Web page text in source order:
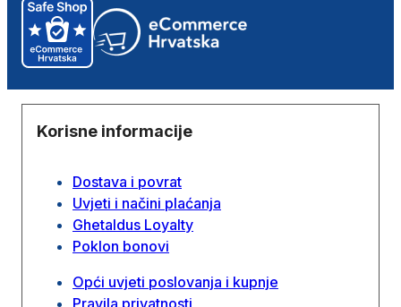
Korisne informacije
Dostava i povrat
Uvjeti i načini plaćanja
Ghetaldus Loyalty
Poklon bonovi
Opći uvjeti poslovanja i kupnje
Pravila privatnosti